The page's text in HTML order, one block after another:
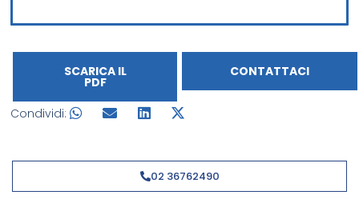
SCARICA IL
PDF
CONTATTACI
Condividi:
02 36762490